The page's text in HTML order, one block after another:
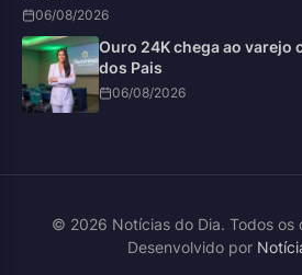
06/08/2026
Ouro 24K chega ao varejo
dos Pais
06/08/2026
© 2026 Notícias do Dia. Todos os
Desenvolvido por